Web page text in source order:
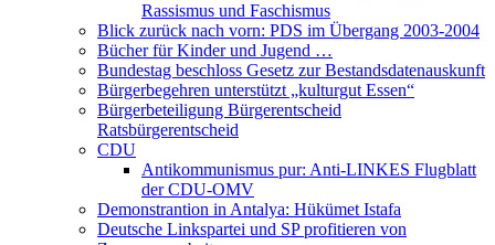
Rassismus und Faschismus
Blick zurück nach vorn: PDS im Übergang 2003-2004
Bücher für Kinder und Jugend …
Bundestag beschloss Gesetz zur Bestandsdatenauskunft
Bürgerbegehren unterstützt „kulturgut Essen“
Bürgerbeteiligung Bürgerentscheid
Ratsbürgerentscheid
CDU
Antikommunismus pur: Anti-LINKES Flugblatt
der CDU-OMV
Demonstrantion in Antalya: Hükümet Istafa
Deutsche Linkspartei und SP profitieren von